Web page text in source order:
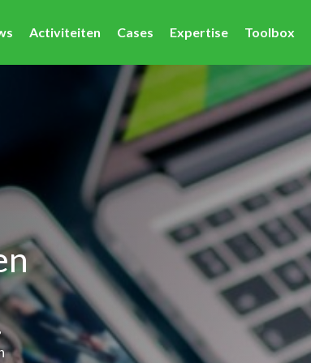
Activiteiten Cases Expertise Toolbox